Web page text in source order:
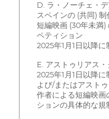
D. ラ・ノーチェ・
スペインの (共同)
短編映画 (30年未満)
ペティション
2025年1月1日以降に
E. アストゥリアス
2025年1月1日以降
よび/またはアスト
作者による短編映画
ションの具体的な規